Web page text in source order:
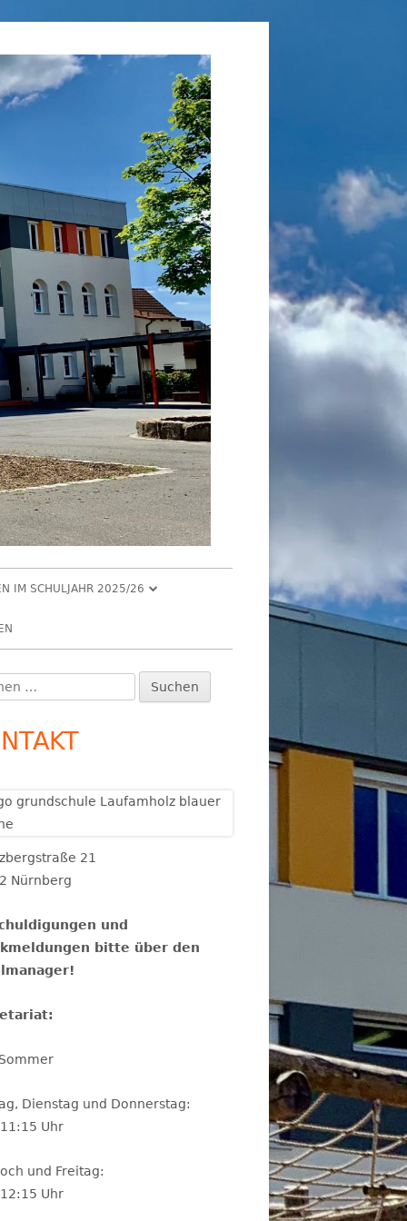
IM SCHULJAHR 2025/26
2025
2025
2025
2026
21
Nürnberg
und
bitte über den
Dienstag und Donnerstag:
Uhr
und Freitag:
Uhr